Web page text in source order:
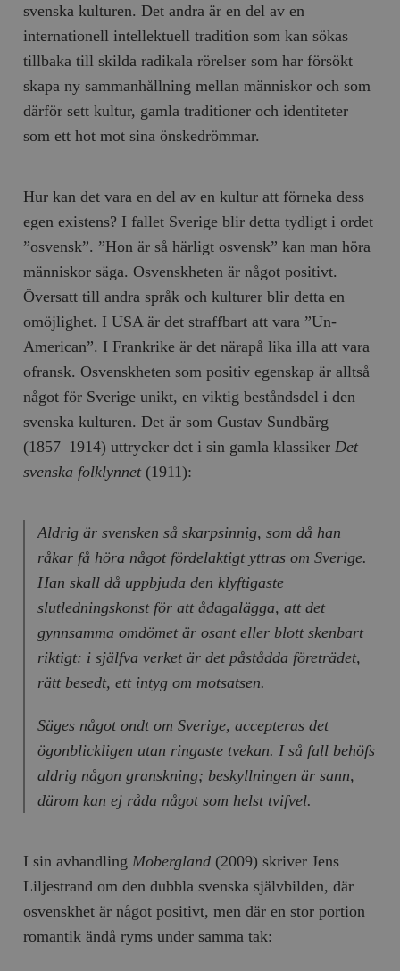
svenska kulturen. Det andra är en del av en
internationell intellektuell tradition som kan sökas
tillbaka till skilda radikala rörelser som har försökt
skapa ny sammanhållning mellan människor och som
därför sett kultur, gamla traditioner och identiteter
som ett hot mot sina önskedrömmar.
Hur kan det vara en del av en kultur att förneka dess
egen existens? I fallet Sverige blir detta tydligt i ordet
”osvensk”. ”Hon är så härligt osvensk” kan man höra
människor säga. Osvenskheten är något positivt.
Översatt till andra språk och kulturer blir detta en
omöjlighet. I USA är det straffbart att vara ”Un-
American”. I Frankrike är det närapå lika illa att vara
ofransk. Osvenskheten som positiv egenskap är alltså
något för Sverige unikt, en viktig beståndsdel i den
svenska kulturen. Det är som Gustav Sundbärg
(1857–1914) uttrycker det i sin gamla klassiker Det
svenska folklynnet (1911):
Aldrig är svensken så skarpsinnig, som då han
råkar få höra något fördelaktigt yttras om Sverige.
Han skall då uppbjuda den klyftigaste
slutledningskonst för att ådagalägga, att det
gynnsamma omdömet är osant eller blott skenbart
riktigt: i själfva verket är det påstådda företrädet,
rätt besedt, ett intyg om motsatsen.
Säges något ondt om Sverige, accepteras det
ögonblickligen utan ringaste tvekan. I så fall behöfs
aldrig någon granskning; beskyllningen är sann,
därom kan ej råda något som helst tvifvel.
I sin avhandling Mobergland (2009) skriver Jens
Liljestrand om den dubbla svenska självbilden, där
osvenskhet är något positivt, men där en stor portion
romantik ändå ryms under samma tak: